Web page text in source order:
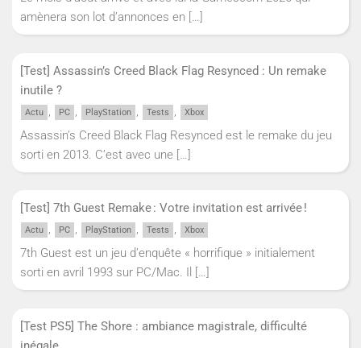
amènera son lot d’annonces en […]
[Test] Assassin’s Creed Black Flag Resynced : Un remake
inutile ?
Actu , PC , PlayStation , Tests , Xbox
Assassin’s Creed Black Flag Resynced est le remake du jeu
sorti en 2013. C’est avec une […]
[Test] 7th Guest Remake : Votre invitation est arrivée !
Actu , PC , PlayStation , Tests , Xbox
7th Guest est un jeu d’enquête « horrifique » initialement
sorti en avril 1993 sur PC/Mac. Il […]
[Test PS5] The Shore : ambiance magistrale, difficulté